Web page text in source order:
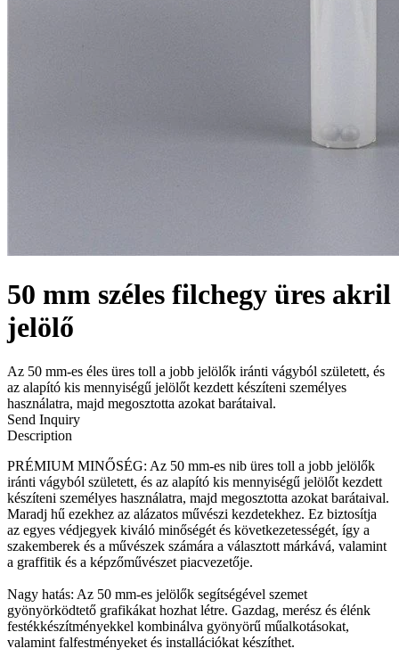
50 mm széles filchegy üres akril
jelölő
Az 50 mm-es éles üres toll a jobb jelölők iránti vágyból született, és
az alapító kis mennyiségű jelölőt kezdett készíteni személyes
használatra, majd megosztotta azokat barátaival.
Send Inquiry
Description
PRÉMIUM MINŐSÉG: Az 50 mm-es nib üres toll a jobb jelölők
iránti vágyból született, és az alapító kis mennyiségű jelölőt kezdett
készíteni személyes használatra, majd megosztotta azokat barátaival.
Maradj hű ezekhez az alázatos művészi kezdetekhez. Ez biztosítja
az egyes védjegyek kiváló minőségét és következetességét, így a
szakemberek és a művészek számára a választott márkává, valamint
a graffitik és a képzőművészet piacvezetője.
Nagy hatás: Az 50 mm-es jelölők segítségével szemet
gyönyörködtető grafikákat hozhat létre. Gazdag, merész és élénk
festékkészítményekkel kombinálva gyönyörű műalkotásokat,
valamint falfestményeket és installációkat készíthet.